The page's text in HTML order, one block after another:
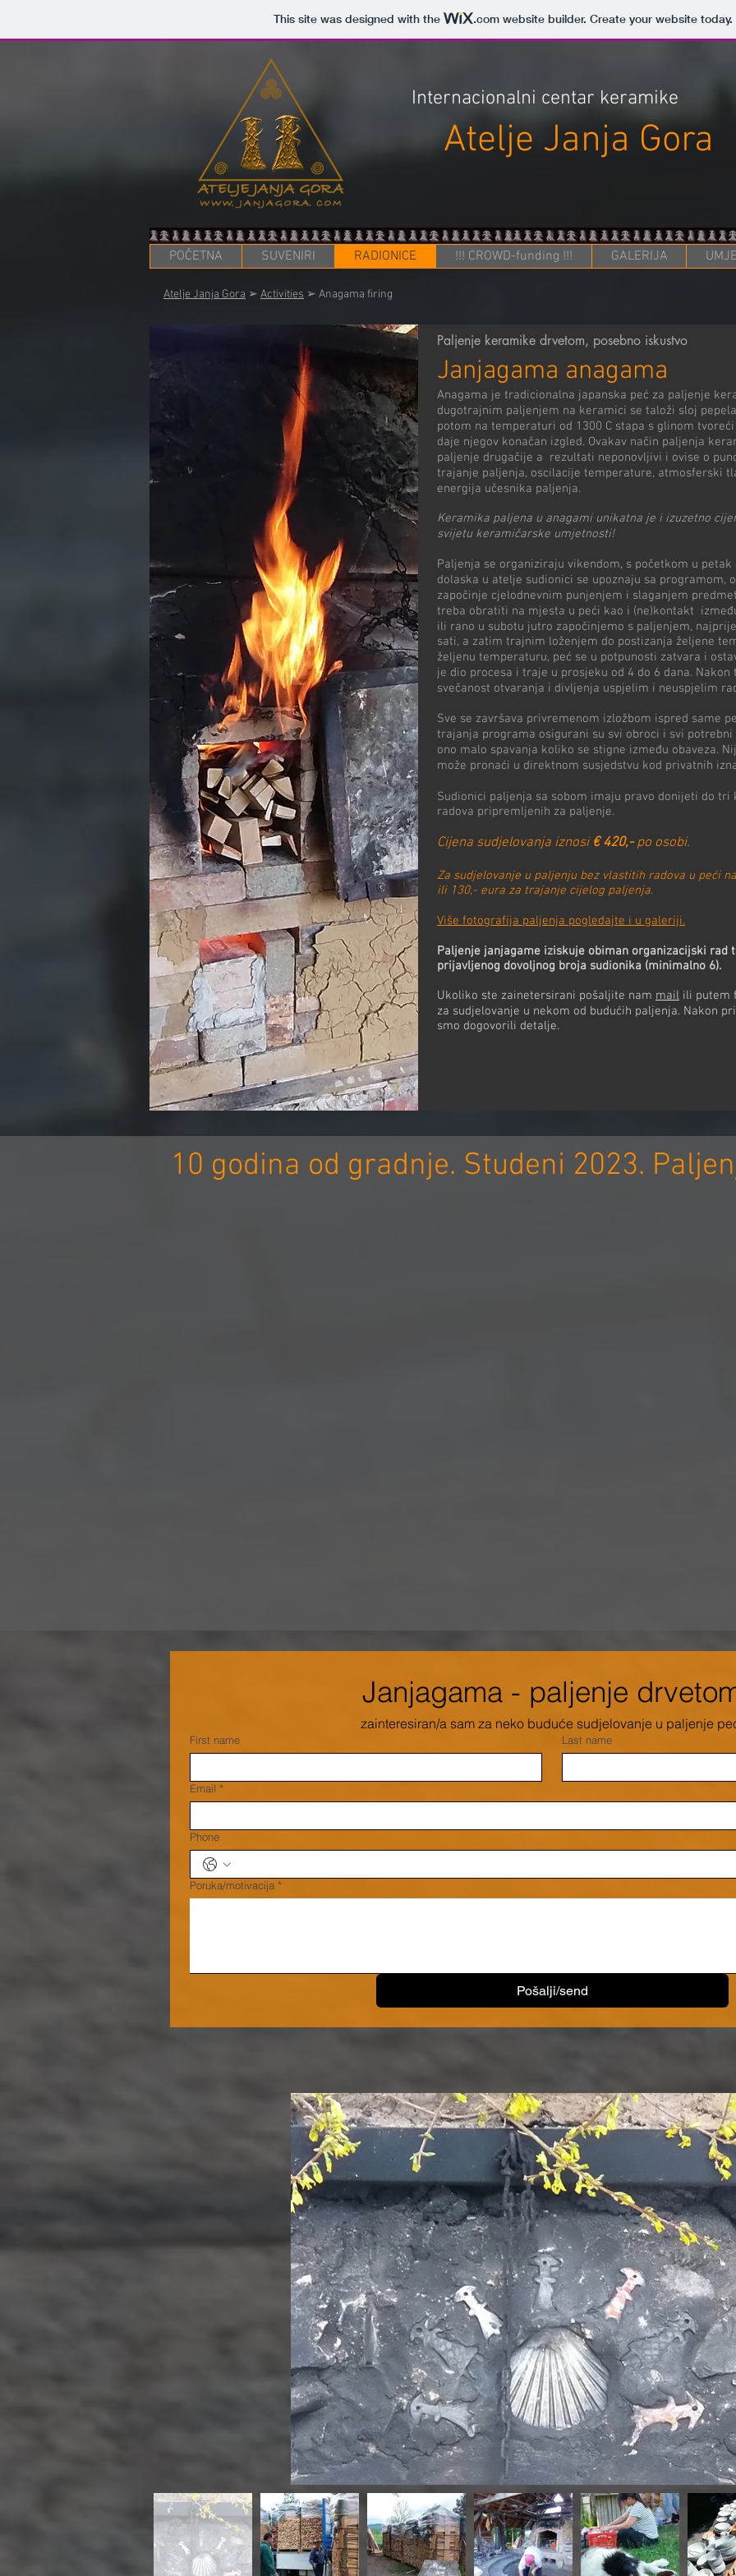
This site was designed with the .comwebsite builder. Create your website today.
Internacionalni centar keramike
Atelje Janja Gora
POČETNA SUVENIRI RADIONICE !!! CROWD-funding !!! GALERIJA
Atelje Janja Gora ➢ Activities ➢ Anagama firing
Paljenje keramike drvetom, posebno iskustvo
Janjagama anagama
Anagama je tradicionalna japanska peć za paljenje
dugotrajnim paljenjem na keramici se taloži sloj
potom na temperaturi od 1300 C stapa s glinom
daje njegov konačan izgled. Ovakav način paljenja
paljenje drugačije a rezultati neponovljivi i ovise o
trajanje paljenja, oscilacije temperature, atmosferski
energija učesnika paljenja.
Keramika paljena u anagami unikatna je i izuzetno
svijetu keramičarske umjetnosti!
Paljenja se organiziraju vikendom, s početkom u
dolaska u atelje sudionici se upoznaju sa programom,
započinje cjelodnevnim punjenjem i slaganjem
treba obratiti na mjesta u peći kao i (ne)kontakt
ili rano u subotu jutro započinjemo s paljenjem,
sati, a zatim trajnim loženjem do postizanja željene
željenu temperaturu, peć se u potpunosti zatvara i
je dio procesa i traje u prosjeku od 4 do 6 dana.
svečanost otvaranja i divljenja uspjelim i neuspjelim
Sve se završava privremenom izložbom ispred same
trajanja programa osigurani su svi obroci i svi
ono malo spavanja koliko se stigne između obaveza.
može pronaći u direktnom susjedstvu kod privatnih
Sudionici paljenja sa sobom imaju pravo donijeti do
radova pripremljenih za paljenje.
Cijena sudjelovanja iznosi € 420,-po osobi.
Za sudjelovanje u paljenju bez vlastitih radova u peći
ili 130,- eura za trajanje cijelog paljenja.
Više fotografija paljenja pogledajte i u galeriji.
Paljenje janjagame iziskuje obiman organizacijski rad
prijavljenog dovoljnog broja sudionika (minimalno 6).
Ukoliko ste zainetersirani pošaljite nam mail ili putem
za sudjelovanje u nekom od budućih paljenja. Nakon
smo dogovorili detalje.
10 godina od gradnje. Studeni 2023.
Janjagama - paljenje
zainteresiran/a sam za neko buduće sudjelovanje u paljenje
First name Last name
Email *
Phone
Poruka/motivacija *
Pošalji/send